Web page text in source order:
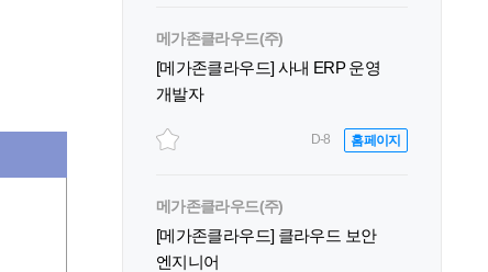
메가존클라우드(주)
[메가존클라우드] 사내 ERP 운영
개발자
D-8 홈페이지
메가존클라우드(주)
[메가존클라우드] 클라우드 보안
엔지니어